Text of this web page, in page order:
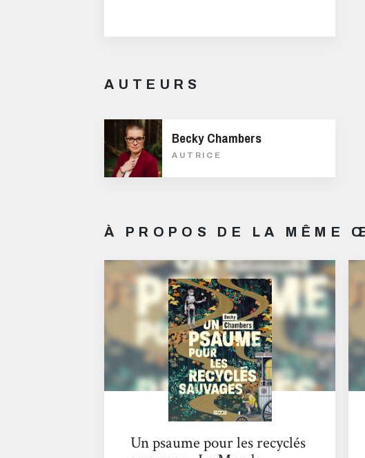
AUTEURS
Becky Chambers
AUTRICE
À PROPOS DE LA MÊME
Un psaume pour les recyclés